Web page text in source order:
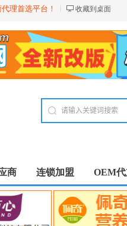
理首选平台！ 收藏到桌面
商 连锁加盟 OEM